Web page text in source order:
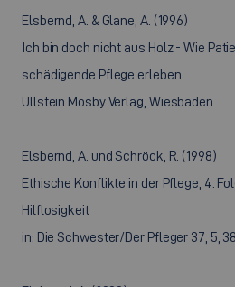
Elsbernd, A. & Glane, A. (1996)
Ich bin doch nicht aus Holz - Wie
schädigende Pflege erleben
Ullstein Mosby Verlag, Wiesbaden
Elsbernd, A. und Schröck, R. (1998)
Ethische Konflikte in der Pflege, 4.
Hilflosigkeit
in: Die Schwester/Der Pfleger 37, 5,